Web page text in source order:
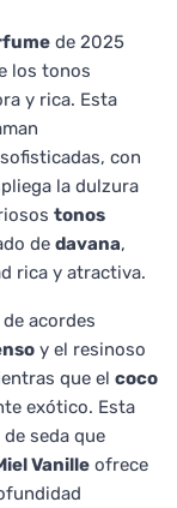
de 2025
los tonos
y rica. Esta
con
la dulzura
tonos
de davana,
rica y atractiva.
acordes
y el resinoso
que el coco
exótico. Esta
seda que
Vanille ofrece